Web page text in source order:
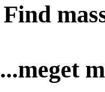
Find
...meget